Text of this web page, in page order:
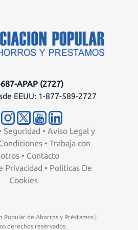
APAP (2727)
EEUU: 1-877-589-2727
Seguridad • Aviso Legal y
• Trabaja con
• Contacto
Privacidad • Políticas De
Cookies
Popular de Ahorros y Préstamos |
derechos reservados.